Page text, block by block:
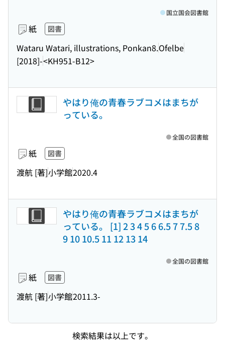
紙 図書
Wataru Watari, illustrations, Ponkan8.Ofelbe
[2018]-<KH951-B12>
国立国会図書館
やはり俺の青春ラブコメはまちが
っている。
紙 図書
渡航 [著]小学館2020.4
全国の図書館
やはり俺の青春ラブコメはまちが
っている。 [1] 2 3 4 5 6 6.5 7 7.5 8
9 10 10.5 11 12 13 14
紙 図書
渡航 [著]小学館2011.3-
全国の図書館
検索結果は以上です。